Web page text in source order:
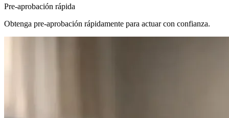
Pre-aprobación rápida
Obtenga pre-aprobación rápidamente para actuar con confianza.